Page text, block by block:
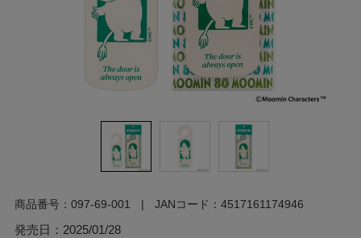
発売日： 2025/01/28
商品番号： 097-69-001 JANコード： 4517161174946